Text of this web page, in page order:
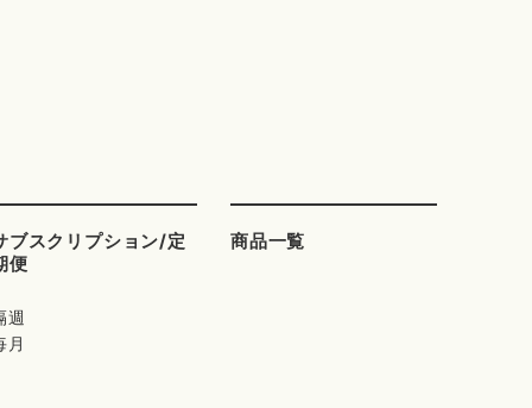
ブスクリプション/定
便
週
月
商品一覧